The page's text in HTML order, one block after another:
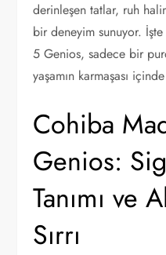
derinleşen tatlar, ruh
bir deneyim sunuyor.
5 Genios, sadece bir
yaşamın karmaşası
Cohiba
Genios:
Tanımı ve
Sırrı